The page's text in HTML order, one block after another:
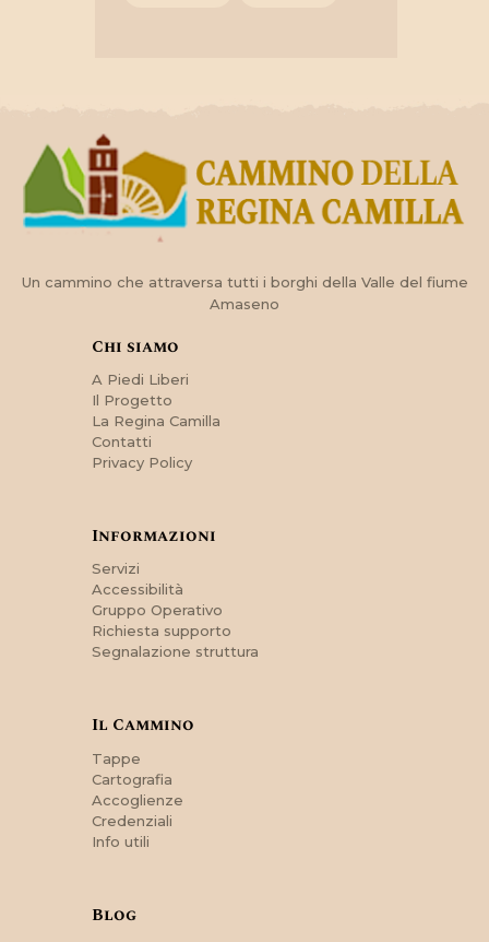
Un cammino che attraversa tutti i borghi della Valle del fiume
Amaseno
Chi siamo
A Piedi Liberi
Il Progetto
La Regina Camilla
Contatti
Privacy Policy
Informazioni
Servizi
Accessibilità
Gruppo Operativo
Richiesta supporto
Segnalazione struttura
Il Cammino
Tappe
Cartografia
Accoglienze
Credenziali
Info utili
Blog